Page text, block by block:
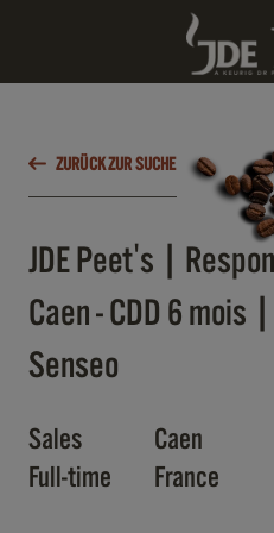
ZURÜCK ZUR SUCHE
JDE Peet's |
Caen - CDD 6 mois
Senseo
Sales
Caen
Full-time
France